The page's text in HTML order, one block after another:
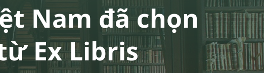
Nam đã chọn
Ex Libris